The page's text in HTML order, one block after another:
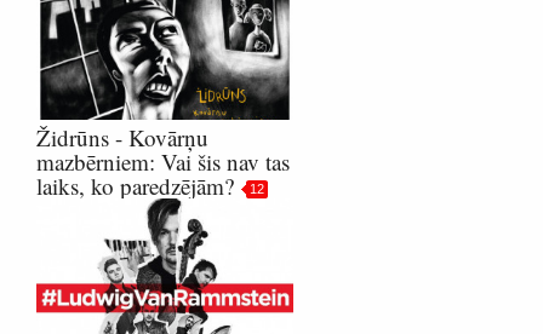
Židrūns - Kovārņu
mazbērniem: Vai šis nav tas
laiks, ko paredzējām?
12